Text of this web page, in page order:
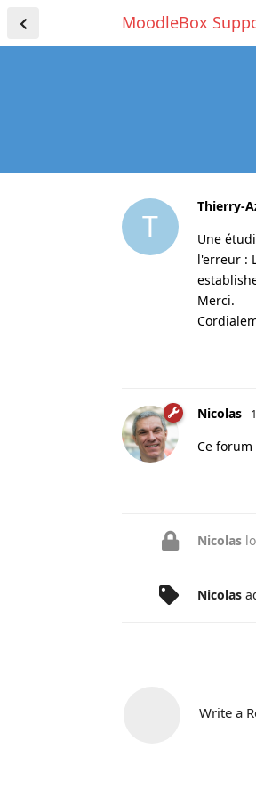
MoodleBox
T
Thierry-
Une
l'erreur :
Merci.
Nicolas
Ce
Nicolas
Nicolas
Write a